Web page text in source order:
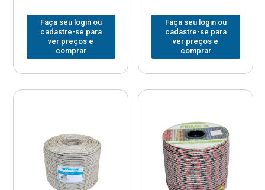
Faça seu login ou
cadastre-se para
ver preços e
comprar
Faça seu login ou
cadastre-se para
ver preços e
comprar